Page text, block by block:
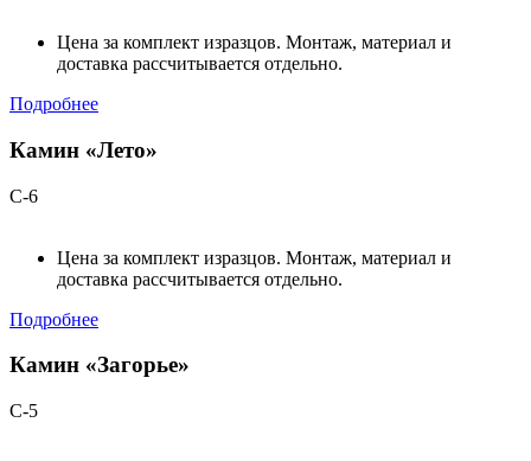
Цена за комплект изразцов. Монтаж, материал и
доставка рассчитывается отдельно.
Подробнее
Камин «Лето»
С-6
Цена за комплект изразцов. Монтаж, материал и
доставка рассчитывается отдельно.
Подробнее
Камин «Загорье»
С-5